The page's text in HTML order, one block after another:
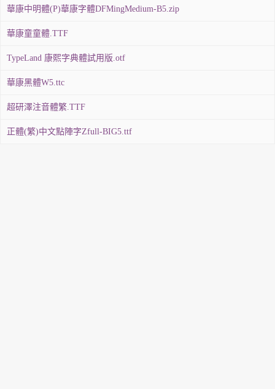
華康中明體(P)華康字體DFMingMedium-B5.zip
華康童童體.TTF
TypeLand 康熙字典體試用版.otf
華康黑體W5.ttc
超研澤注音體繁.TTF
正體(繁)中文點陣字Zfull-BIG5.ttf